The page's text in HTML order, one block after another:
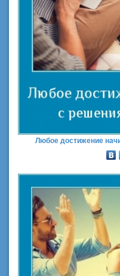
Любое достижение